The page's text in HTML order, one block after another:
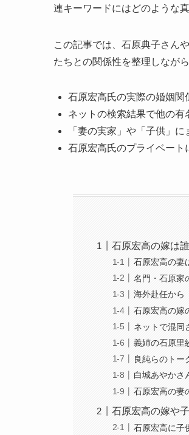
連キーワードにはどのような
この記事では、石原典子さん
たちとの関係性を整理しなが
石原宏高氏の実際の婚姻関
ネットの検索結果で他の有
「妻の実家」や「子供」
石原宏高氏のプライベート
石原宏高の嫁は
石原宏高の妻
名門・石原家
海外赴任から
石原宏高の嫁
ネットで混同
義姉の石原里
良純らのトー
白城あやかさ
石原宏高の妻
石原宏高の嫁や
石原宏高に子